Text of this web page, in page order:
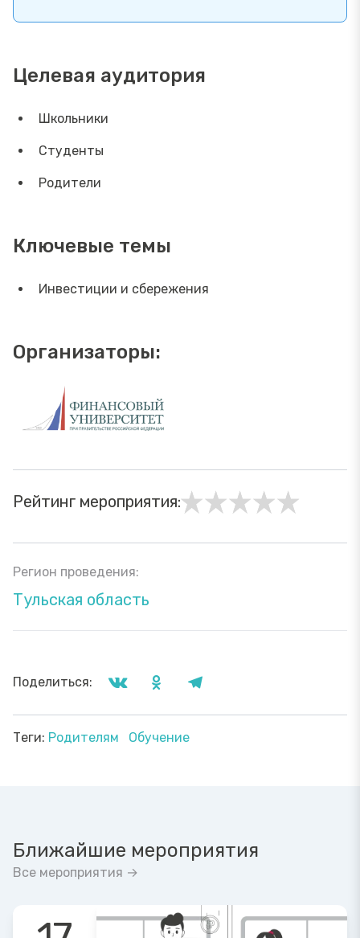
Целевая аудитория
Школьники
Студенты
Родители
Ключевые темы
Инвестиции и сбережения
Организаторы:
Рейтинг мероприятия:
Регион проведения:
Тульская область
Поделиться:
Теги: Родителям Обучение
Ближайшие мероприятия
Все мероприятия →